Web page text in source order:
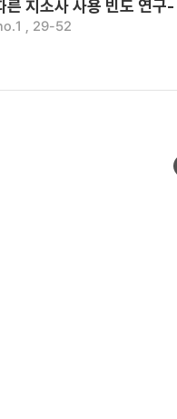
지소사 사용 빈도 연구
, 29-52